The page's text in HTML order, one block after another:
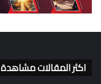
اكثر المقالات مشاهدة